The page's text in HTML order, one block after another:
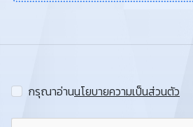
กรุณาอ่านนโยบายความเป็นส่วนตัว